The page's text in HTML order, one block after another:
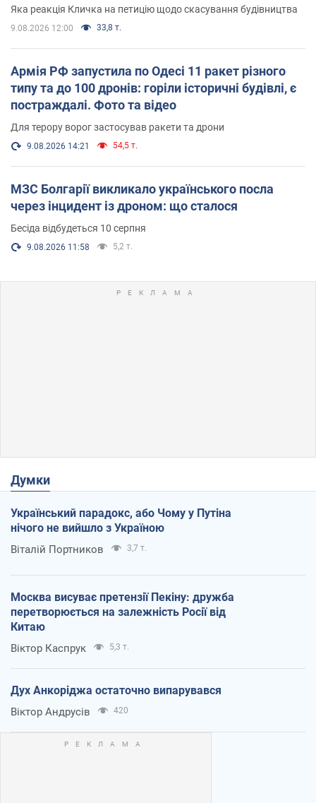
Яка реакція Кличка на петицію щодо скасування будівництва
9.08.2026 12:00 33,8 т.
Армія РФ запустила по Одесі 11 ракет різного
типу та до 100 дронів: горіли історичні будівлі, є
постраждалі. Фото та відео
Для терору ворог застосував ракети та дрони
9.08.2026 14:21 54,5 т.
МЗС Болгарії викликало українського посла
через інцидент із дроном: що сталося
Бесіда відбудеться 10 серпня
9.08.2026 11:58 5,2 т.
Думки
Український парадокс, або Чому у Путіна
нічого не вийшло з Україною
Віталій Портников 3,7 т.
Москва висуває претензії Пекіну: дружба
перетворюється на залежність Росії від
Китаю
Віктор Каспрук 5,3 т.
Дух Анкоріджа остаточно випарувався
Віктор Андрусів 420